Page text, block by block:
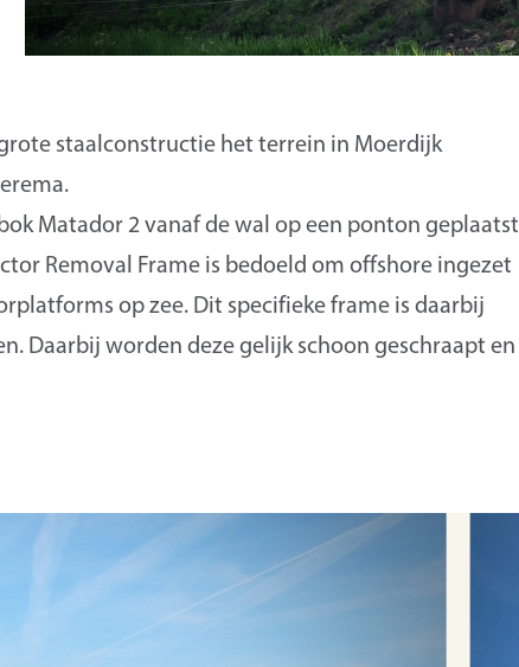
staalconstructie het terrein in Moerdijk
Matador 2 vanaf de wal op een ponton geplaatst
Removal Frame is bedoeld om offshore ingezet
op zee. Dit specifieke frame is daarbij
Daarbij worden deze gelijk schoon geschraapt en